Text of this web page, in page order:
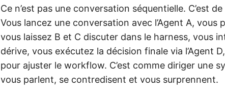
Ce n’est pas une conversation séquentielle. C’est de
Vous lancez une conversation avec l’Agent A, vous
vous laissez B et C discuter dans le harness, vous
dérive, vous exécutez la décision finale via l’Agent
pour ajuster le workflow. C’est comme diriger une
vous parlent, se contredisent et vous surprennent.